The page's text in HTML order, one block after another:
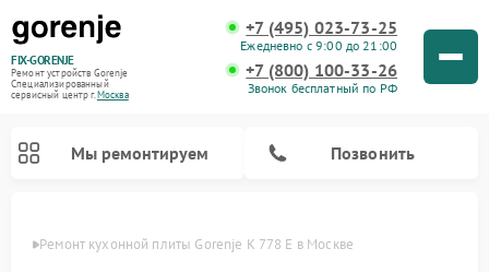
FIX-GORENJE
Ремонт устройств Gorenje
Специализированный
cервисный центр г.Москва
+7 (495) 023-73-25
Ежедневно с 9:00 до 21:00
+7 (800) 100-33-26
Звонок бесплатный по РФ
Мы ремонтируем Позвонить
Ремонт кухонной плиты Gorenje K 778 E в Москве